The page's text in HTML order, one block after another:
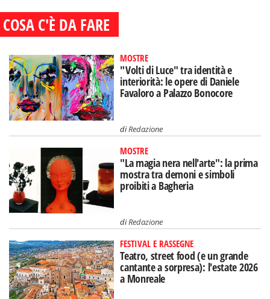
COSA C'È DA FARE
MOSTRE
"Volti di Luce" tra identità e
interiorità: le opere di Daniele
Favaloro a Palazzo Bonocore
diRedazione
MOSTRE
"La magia nera nell'arte": la prima
mostra tra demoni e simboli
proibiti a Bagheria
diRedazione
FESTIVAL E RASSEGNE
Teatro, street food (e un grande
cantante a sorpresa): l'estate 2026
a Monreale